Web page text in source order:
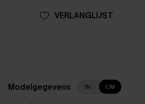
VERLANGLIJST
Modelgegevens IN CM